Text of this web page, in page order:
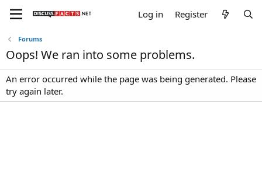
Log in Register
Forums
Oops! We ran into some problems.
An error occurred while the page was being generated. Please
try again later.